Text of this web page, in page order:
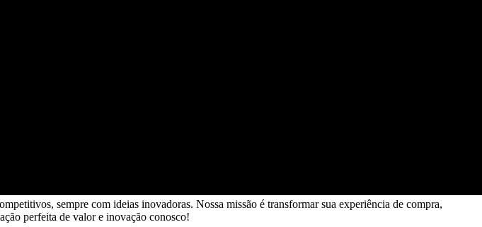
sempre com ideias inovadoras. Nossa missão é transformar sua experiência de compra,
perfeita de valor e inovação conosco!